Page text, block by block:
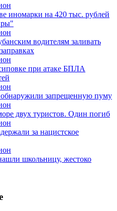
иномарки на 420 тыс. рублей
водителям заливать
при атаке БПЛА
запрещенную пуму
двух туристов. Один погиб
за нацистское
школьницу, жестоко